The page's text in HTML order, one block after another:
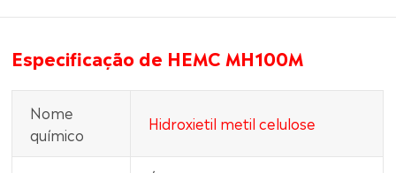
Especificação de HEMC MH100M
Nome
químico
Hidroxietil metil celulose